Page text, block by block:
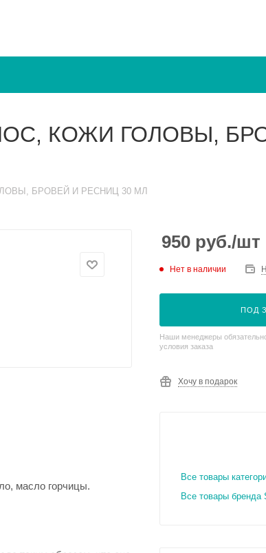
КОЖИ ГОЛОВЫ,
БРОВЕЙ И РЕСНИЦ 30 МЛ
масло горчицы.
950 руб./шт
Нет в наличии
ПОД
Наши менеджеры
условия заказа
Хочу в подарок
Все товары
Все товары бренда